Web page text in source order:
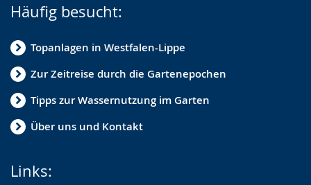
Häufig besucht:
Topanlagen in Westfalen-Lippe
Zur Zeitreise durch die Gartenepochen
Tipps zur Wassernutzung im Garten
Über uns und Kontakt
Links: